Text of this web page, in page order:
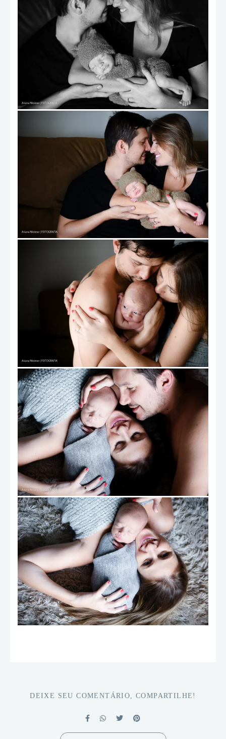
DEIXE SEU COMENTÁRIO, COMPARTILHE!